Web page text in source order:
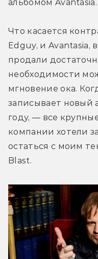
альбомом Avantasia.
Что касается
Edguy, и
продали
необходимости
мгновение ока.
записывает новый
году, — все
компании хотели
остаться с моим
Blast.